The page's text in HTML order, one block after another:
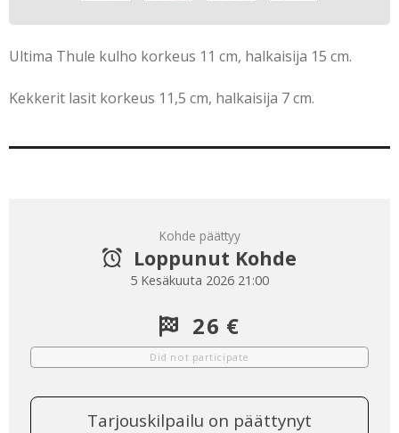
Ultima Thule kulho korkeus 11 cm, halkaisija 15 cm.
Kekkerit lasit korkeus 11,5 cm, halkaisija 7 cm.
Kohde päättyy
Loppunut Kohde
5 Kesäkuuta 2026 21:00
26 €
Did not participate
Tarjouskilpailu on päättynyt